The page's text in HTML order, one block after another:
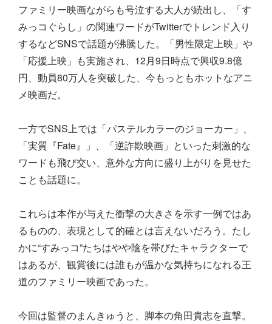
ファミリー映画ながらも号泣する大人が続出し、「す
みっコぐらし」の関連ワードがTwitterでトレンド入り
するなどSNSで話題が沸騰した。「男性限定上映」や
「応援上映」も実施され、12月9日時点で興収9.8億
円、動員80万人を突破した、今もっともホットなアニ
メ映画だ。
一方でSNS上では「パステルカラーのジョーカー」、
「実質『Fate』」、「逆詐欺映画」といった刺激的な
ワードも飛び交い、意外な方向に盛り上がりを見せた
ことも話題に。
これらは本作が与えた衝撃の大きさを示す一例ではあ
るものの、表現として的確とは言えないだろう。たし
かに“すみっコ”たちはやや陰を帯びたキャラクターで
はあるが、観賞後には誰もが温かな気持ちになれる王
道のファミリー映画であった。
今回は監督のまんきゅうと、脚本の角田貴志を直撃。